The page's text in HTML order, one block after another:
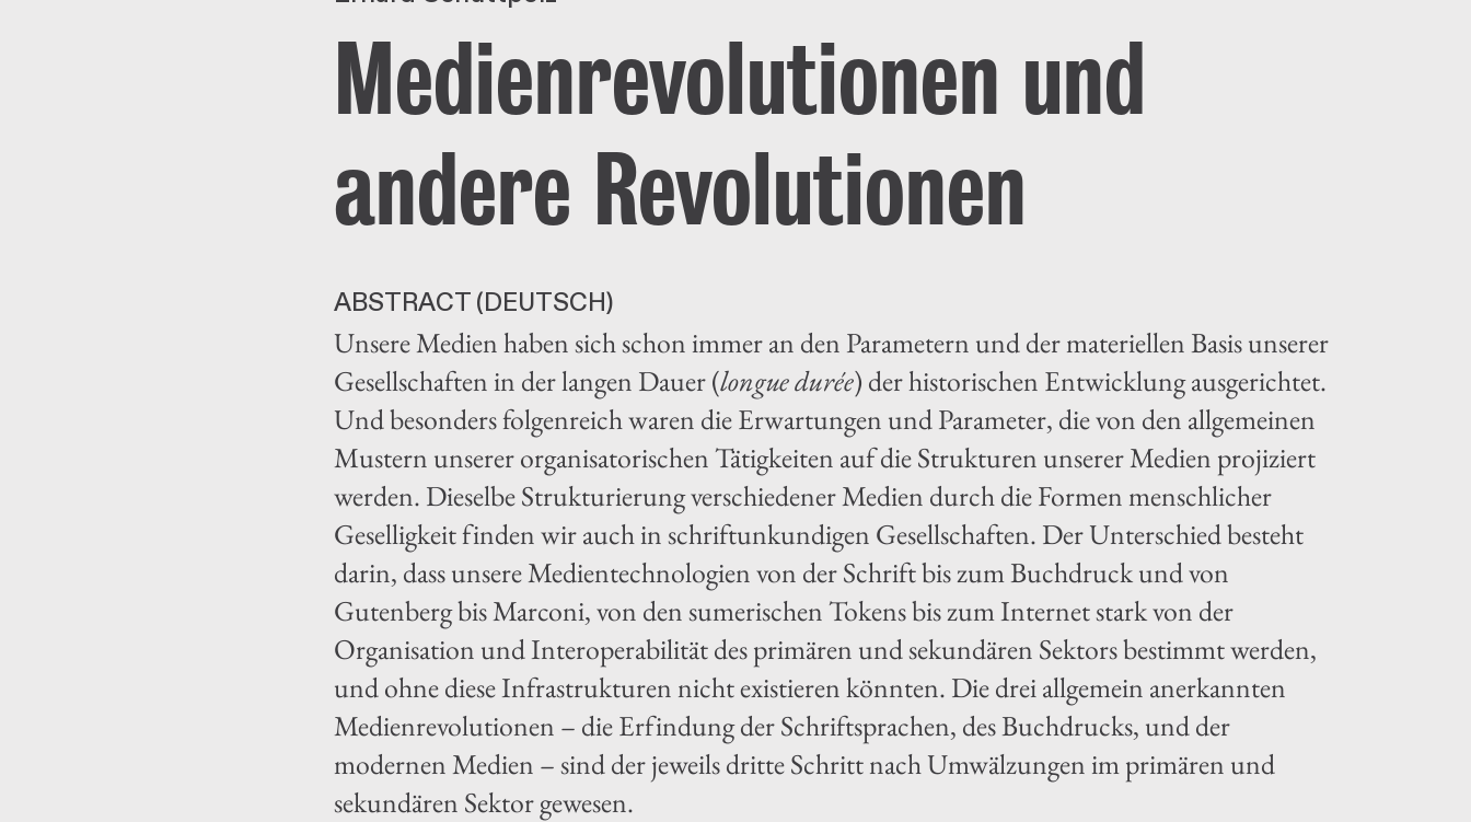
Medienrevolutionen und
andere Revolutionen
ABSTRACT (DEUTSCH)
Unsere Medien haben sich schon immer an den Parametern und der materiellen Basis unserer
Gesellschaften in der langen Dauer (longue durée) der historischen Entwicklung ausgerichtet.
Und besonders folgenreich waren die Erwartungen und Parameter, die von den allgemeinen
Mustern unserer organisatorischen Tätigkeiten auf die Strukturen unserer Medien projiziert
werden. Dieselbe Strukturierung verschiedener Medien durch die Formen menschlicher
Geselligkeit finden wir auch in schriftunkundigen Gesellschaften. Der Unterschied besteht
darin, dass unsere Medientechnologien von der Schrift bis zum Buchdruck und von
Gutenberg bis Marconi, von den sumerischen Tokens bis zum Internet stark von der
Organisation und Interoperabilität des primären und sekundären Sektors bestimmt werden,
und ohne diese Infrastrukturen nicht existieren könnten. Die drei allgemein anerkannten
Medienrevolutionen – die Erfindung der Schriftsprachen, des Buchdrucks, und der
modernen Medien – sind der jeweils dritte Schritt nach Umwälzungen im primären und
sekundären Sektor gewesen.